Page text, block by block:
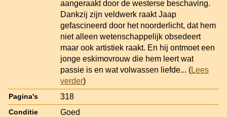
aangeraakt door de westerse beschaving.
Dankzij zijn veldwerk raakt Jaap
gefascineerd door het noorderlicht, dat hem
niet alleen wetenschappelijk obsedeert
maar ook artistiek raakt. En hij ontmoet een
jonge eskimovrouw die hem leert wat
passie is en wat volwassen liefde... (Lees
verder)
Pagina's 318
Conditie Goed